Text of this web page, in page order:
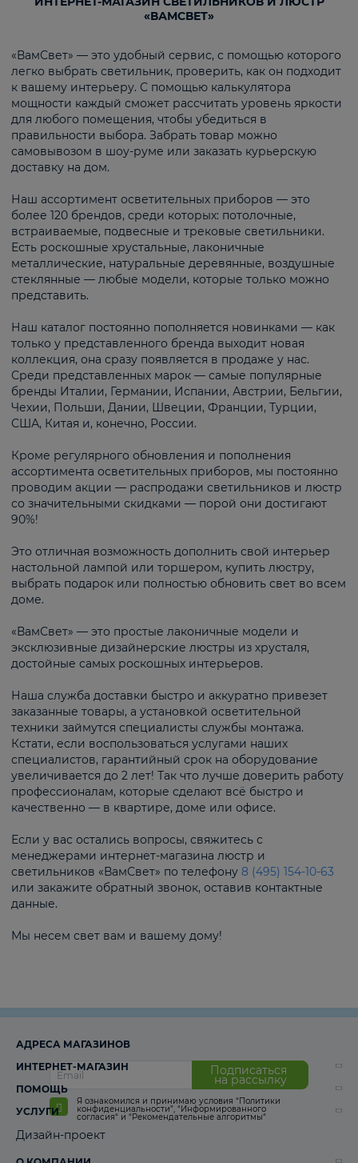
«ВАМСВЕТ»
«ВамСвет» — это удобный сервис, с помощью которого
легко выбрать светильник, проверить, как он подходит
к вашему интерьеру. С помощью калькулятора
мощности каждый сможет рассчитать уровень яркости
для любого помещения, чтобы убедиться в
правильности выбора. Забрать товар можно
самовывозом в шоу-руме или заказать курьерскую
доставку на дом.
Наш ассортимент осветительных приборов — это
более 120 брендов, среди которых: потолочные,
встраиваемые, подвесные и трековые светильники.
Есть роскошные хрустальные, лаконичные
металлические, натуральные деревянные, воздушные
стеклянные — любые модели, которые только можно
представить.
Наш каталог постоянно пополняется новинками — как
только у представленного бренда выходит новая
коллекция, она сразу появляется в продаже у нас.
Среди представленных марок — самые популярные
бренды Италии, Германии, Испании, Австрии, Бельгии,
Чехии, Польши, Дании, Швеции, Франции, Турции,
США, Китая и, конечно, России.
Кроме регулярного обновления и пополнения
ассортимента осветительных приборов, мы постоянно
проводим акции — распродажи светильников и люстр
со значительными скидками — порой они достигают
90%!
Это отличная возможность дополнить свой интерьер
настольной лампой или торшером, купить люстру,
выбрать подарок или полностью обновить свет во всем
доме.
«ВамСвет» — это простые лаконичные модели и
эксклюзивные дизайнерские люстры из хрусталя,
достойные самых роскошных интерьеров.
Наша служба доставки быстро и аккуратно привезет
заказанные товары, а установкой осветительной
техники займутся специалисты службы монтажа.
Кстати, если воспользоваться услугами наших
специалистов, гарантийный срок на оборудование
увеличивается до 2 лет! Так что лучше доверить работу
профессионалам, которые сделают всё быстро и
качественно — в квартире, доме или офисе.
Если у вас остались вопросы, свяжитесь с
менеджерами интернет-магазина люстр и
светильников «ВамСвет» по телефону 8 (495) 154-10-63
или закажите обратный звонок, оставив контактные
данные.
Мы несем свет вам и вашему дому!
Подписаться
на рассылку
Я ознакомился и принимаю условия “Политики
конфиденциальности”, “Информированного
согласия“ и “Рекомендательные алгоритмы“
АДРЕСА МАГАЗИНОВ
ИНТЕРНЕТ-МАГАЗИН
ПОМОЩЬ
УСЛУГИ
Дизайн-проект